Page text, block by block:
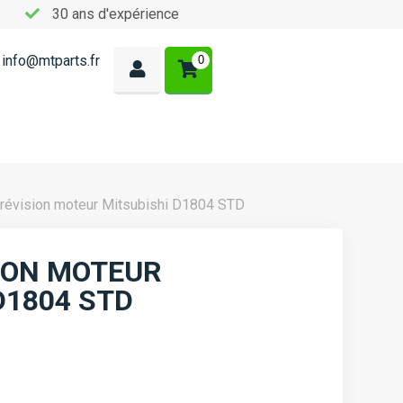
30 ans d'expérience
info@mtparts.fr 0
moteur Mitsubishi D1804 STD
MOTEUR
STD